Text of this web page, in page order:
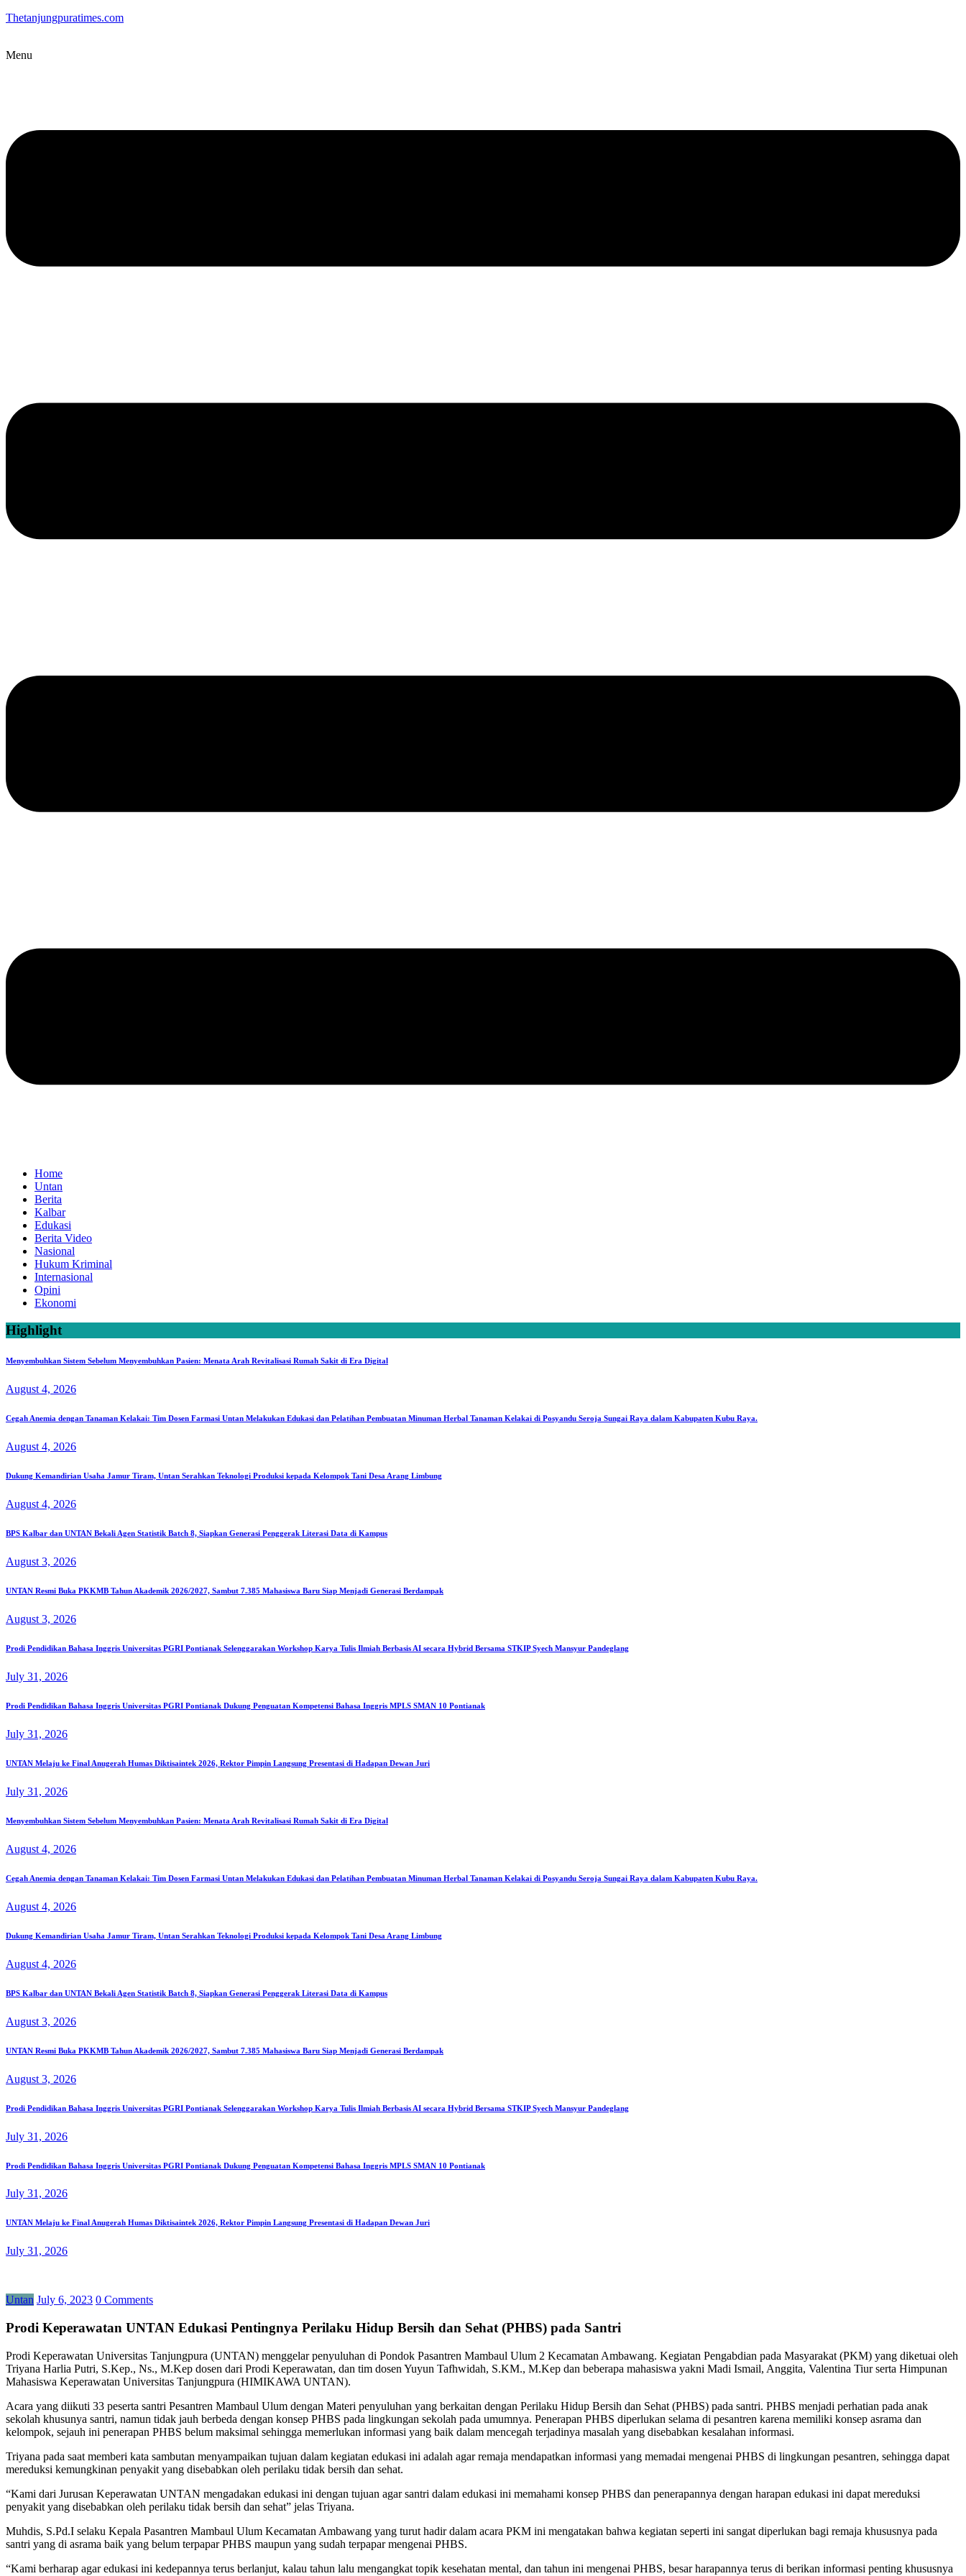
Thetanjungpuratimes.com
Menu
Home
Untan
Berita
Kalbar
Edukasi
Berita Video
Nasional
Hukum Kriminal
Internasional
Opini
Ekonomi
Highlight
Menyembuhkan Sistem Sebelum Menyembuhkan Pasien: Menata Arah Revitalisasi Rumah Sakit di Era Digital
August 4, 2026
Cegah Anemia dengan Tanaman Kelakai: Tim Dosen Farmasi Untan Melakukan Edukasi dan Pelatihan Pembuatan Minuman Herbal Tanaman Kelakai di Posyandu Seroja Sungai Raya dalam Kabupaten Kubu Raya.
August 4, 2026
Dukung Kemandirian Usaha Jamur Tiram, Untan Serahkan Teknologi Produksi kepada Kelompok Tani Desa Arang Limbung
August 4, 2026
BPS Kalbar dan UNTAN Bekali Agen Statistik Batch 8, Siapkan Generasi Penggerak Literasi Data di Kampus
August 3, 2026
UNTAN Resmi Buka PKKMB Tahun Akademik 2026/2027, Sambut 7.385 Mahasiswa Baru Siap Menjadi Generasi Berdampak
August 3, 2026
Prodi Pendidikan Bahasa Inggris Universitas PGRI Pontianak Selenggarakan Workshop Karya Tulis Ilmiah Berbasis AI secara Hybrid Bersama STKIP Syech Mansyur Pandeglang
July 31, 2026
Prodi Pendidikan Bahasa Inggris Universitas PGRI Pontianak Dukung Penguatan Kompetensi Bahasa Inggris MPLS SMAN 10 Pontianak
July 31, 2026
UNTAN Melaju ke Final Anugerah Humas Diktisaintek 2026, Rektor Pimpin Langsung Presentasi di Hadapan Dewan Juri
July 31, 2026
Menyembuhkan Sistem Sebelum Menyembuhkan Pasien: Menata Arah Revitalisasi Rumah Sakit di Era Digital
August 4, 2026
Cegah Anemia dengan Tanaman Kelakai: Tim Dosen Farmasi Untan Melakukan Edukasi dan Pelatihan Pembuatan Minuman Herbal Tanaman Kelakai di Posyandu Seroja Sungai Raya dalam Kabupaten Kubu Raya.
August 4, 2026
Dukung Kemandirian Usaha Jamur Tiram, Untan Serahkan Teknologi Produksi kepada Kelompok Tani Desa Arang Limbung
August 4, 2026
BPS Kalbar dan UNTAN Bekali Agen Statistik Batch 8, Siapkan Generasi Penggerak Literasi Data di Kampus
August 3, 2026
UNTAN Resmi Buka PKKMB Tahun Akademik 2026/2027, Sambut 7.385 Mahasiswa Baru Siap Menjadi Generasi Berdampak
August 3, 2026
Prodi Pendidikan Bahasa Inggris Universitas PGRI Pontianak Selenggarakan Workshop Karya Tulis Ilmiah Berbasis AI secara Hybrid Bersama STKIP Syech Mansyur Pandeglang
July 31, 2026
Prodi Pendidikan Bahasa Inggris Universitas PGRI Pontianak Dukung Penguatan Kompetensi Bahasa Inggris MPLS SMAN 10 Pontianak
July 31, 2026
UNTAN Melaju ke Final Anugerah Humas Diktisaintek 2026, Rektor Pimpin Langsung Presentasi di Hadapan Dewan Juri
July 31, 2026
Untan July 6, 2023 0 Comments
Prodi Keperawatan UNTAN Edukasi Pentingnya Perilaku Hidup Bersih dan Sehat (PHBS) pada Santri
Prodi Keperawatan Universitas Tanjungpura (UNTAN) menggelar penyuluhan di Pondok Pasantren Mambaul Ulum 2 Kecamatan Ambawang. Kegiatan Pengabdian pada Masyarakat (PKM) yang diketuai oleh
Triyana Harlia Putri, S.Kep., Ns., M.Kep dosen dari Prodi Keperawatan, dan tim dosen Yuyun Tafhwidah, S.KM., M.Kep dan beberapa mahasiswa yakni Madi Ismail, Anggita, Valentina Tiur serta Himpunan
Mahasiswa Keperawatan Universitas Tanjungpura (HIMIKAWA UNTAN).
Acara yang diikuti 33 peserta santri Pesantren Mambaul Ulum dengan Materi penyuluhan yang berkaitan dengan Perilaku Hidup Bersih dan Sehat (PHBS) pada santri. PHBS menjadi perhatian pada anak
sekolah khusunya santri, namun tidak jauh berbeda dengan konsep PHBS pada lingkungan sekolah pada umumnya. Penerapan PHBS diperlukan selama di pesantren karena memiliki konsep asrama dan
kelompok, sejauh ini penerapan PHBS belum maksimal sehingga memerlukan informasi yang baik dalam mencegah terjadinya masalah yang disebabkan kesalahan informasi.
Triyana pada saat memberi kata sambutan menyampaikan tujuan dalam kegiatan edukasi ini adalah agar remaja mendapatkan informasi yang memadai mengenai PHBS di lingkungan pesantren, sehingga dapat
mereduksi kemungkinan penyakit yang disebabkan oleh perilaku tidak bersih dan sehat.
“Kami dari Jurusan Keperawatan UNTAN mengadakan edukasi ini dengan tujuan agar santri dalam edukasi ini memahami konsep PHBS dan penerapannya dengan harapan edukasi ini dapat mereduksi
penyakit yang disebabkan oleh perilaku tidak bersih dan sehat” jelas Triyana.
Muhdis, S.Pd.I selaku Kepala Pasantren Mambaul Ulum Kecamatan Ambawang yang turut hadir dalam acara PKM ini mengatakan bahwa kegiatan seperti ini sangat diperlukan bagi remaja khususnya pada
santri yang di asrama baik yang belum terpapar PHBS maupun yang sudah terpapar mengenai PHBS.
“Kami berharap agar edukasi ini kedepannya terus berlanjut, kalau tahun lalu mengangkat topik kesehatan mental, dan tahun ini mengenai PHBS, besar harapannya terus di berikan informasi penting khususnya